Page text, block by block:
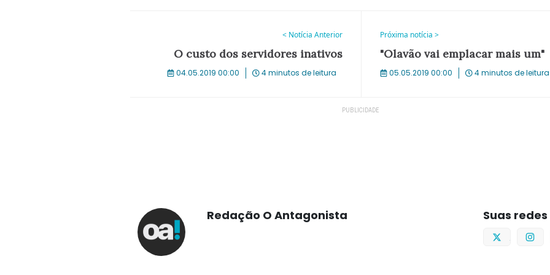
< Notícia Anterior
O custo dos servidores inativos
04.05.2019 00:00 4 minutos de leitura
Próxima notícia >
"Olavão vai emplacar mais um"
05.05.2019 00:00 4 minutos de leitura
Redação O Antagonista Suas redes
Twitter